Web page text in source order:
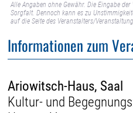
Alle Angaben ohne Gewähr. Die Eingabe
Sorgfalt. Dennoch kann es zu
auf die Seite des Veranstalters/
Informationen zum
Ariowitsch-Haus, Saal
Kultur- und